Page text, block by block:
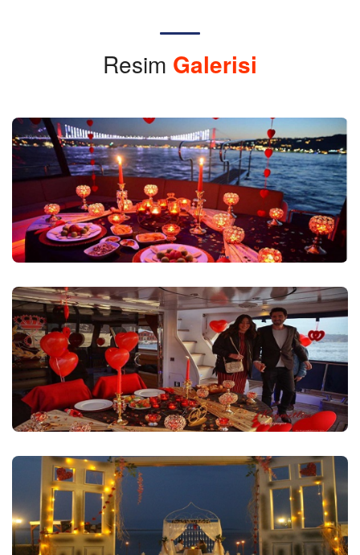
Resim Galerisi